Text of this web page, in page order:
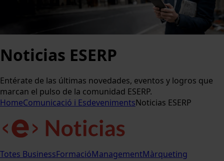
Noticias ESERP
Entérate de las últimas novedades, eventos y logros que
marcan el pulso de la comunidad ESERP.
HomeComunicació i EsdevenimentsNoticias ESERP
Totes BusinessFormacióManagementMàrqueting